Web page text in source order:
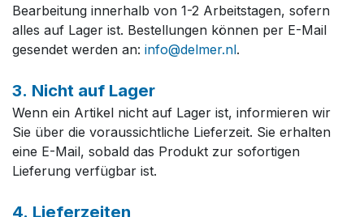
Bearbeitung innerhalb von 1-2 Arbeitstagen, sofern
alles auf Lager ist. Bestellungen können per E-Mail
gesendet werden an: info@delmer.nl.
3. Nicht auf Lager
Wenn ein Artikel nicht auf Lager ist, informieren wir
Sie über die voraussichtliche Lieferzeit. Sie erhalten
eine E-Mail, sobald das Produkt zur sofortigen
Lieferung verfügbar ist.
4. Lieferzeiten